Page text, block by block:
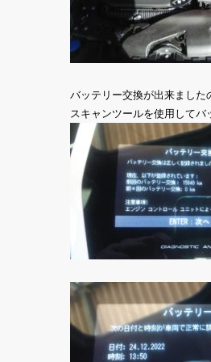
バッテリー交換が出来ました
スキャンツールを使用して